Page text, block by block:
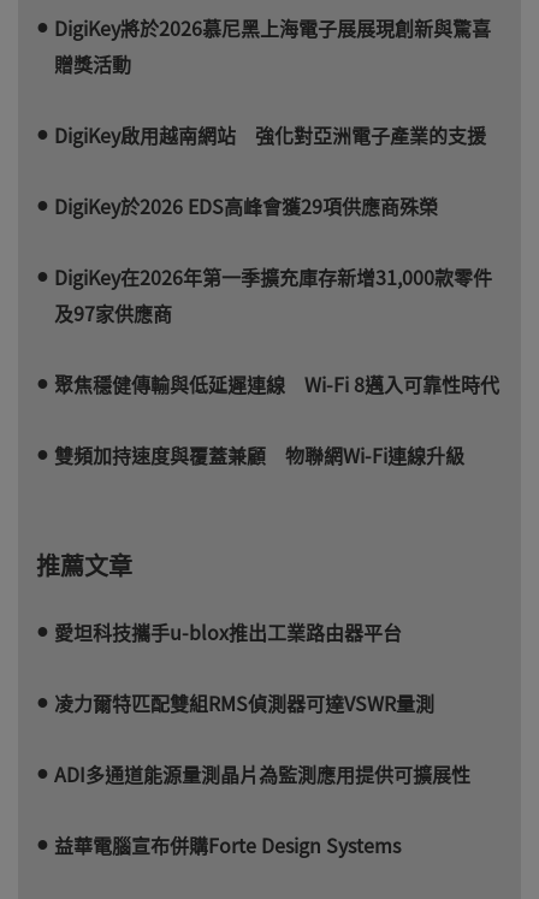
DigiKey將於2026慕尼黑上海電子展展現創新與驚喜
贈獎活動
DigiKey啟用越南網站 強化對亞洲電子產業的支援
DigiKey於2026 EDS高峰會獲29項供應商殊榮
DigiKey在2026年第一季擴充庫存新增31,000款零件
及97家供應商
聚焦穩健傳輸與低延遲連線 Wi-Fi 8邁入可靠性時代
雙頻加持速度與覆蓋兼顧 物聯網Wi-Fi連線升級
推薦文章
愛坦科技攜手u-blox推出工業路由器平台
凌力爾特匹配雙組RMS偵測器可達VSWR量測
ADI多通道能源量測晶片為監測應用提供可擴展性
益華電腦宣布併購Forte Design Systems